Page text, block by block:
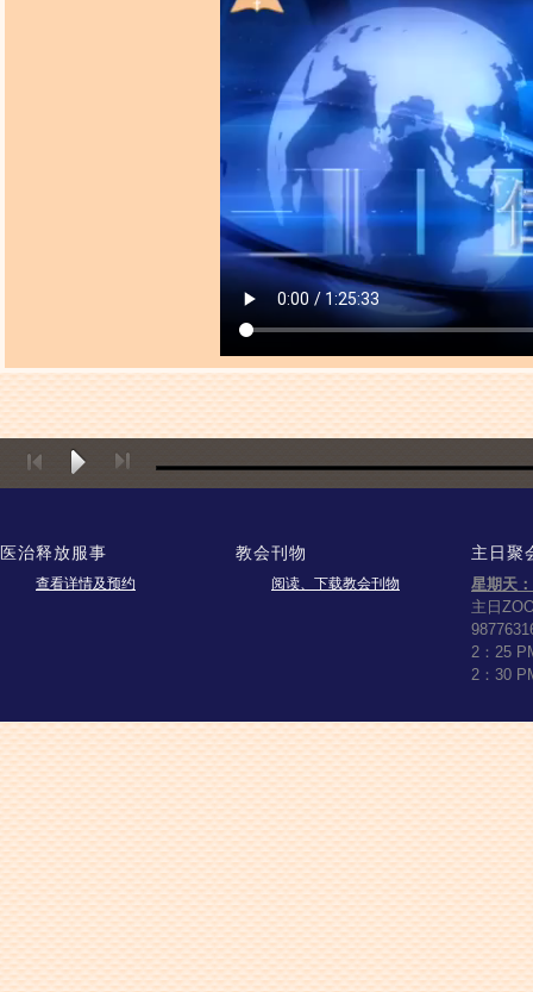
医治释放服事
查看详情及预约
教会刊物
阅读、下载教会刊物
主日聚
星期天：
主日
2：25
2：30